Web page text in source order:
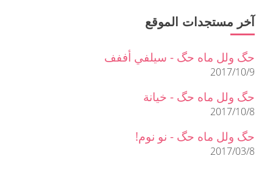
آخر مستجدات الموقع
حگ ولل ماه حگ - سيلفي أففف
2017/10/9
حگ ولل ماه حگ - خيانة
2017/10/8
حگ ولل ماه حگ - نو نوم!
2017/03/8